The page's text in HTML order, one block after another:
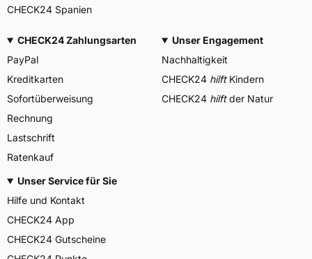
CHECK24 Spanien
CHECK24 Zahlungsarten
PayPal
Kreditkarten
Sofortüberweisung
Rechnung
Lastschrift
Ratenkauf
Unser Engagement
Nachhaltigkeit
CHECK24 hilftKindern
CHECK24 hilftder Natur
Unser Service für Sie
Hilfe und Kontakt
CHECK24 App
CHECK24 Gutscheine